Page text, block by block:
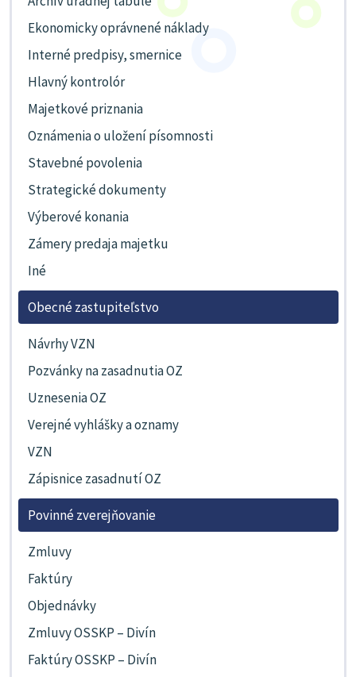
Ekonomicky oprávnené náklady
Interné predpisy, smernice
Hlavný kontrolór
Majetkové priznania
Oznámenia o uložení písomnosti
Stavebné povolenia
Strategické dokumenty
Výberové konania
Zámery predaja majetku
Iné
Obecné zastupiteľstvo
Návrhy VZN
Pozvánky na zasadnutia OZ
Uznesenia OZ
Verejné vyhlášky a oznamy
VZN
Zápisnice zasadnutí OZ
Povinné zverejňovanie
Zmluvy
Faktúry
Objednávky
Zmluvy OSSKP – Divín
Faktúry OSSKP – Divín